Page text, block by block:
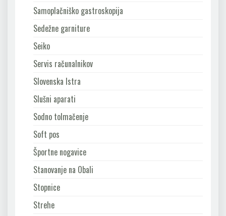
Samoplačniško gastroskopija
Sedežne garniture
Seiko
Servis računalnikov
Slovenska Istra
Slušni aparati
Sodno tolmačenje
Soft pos
Športne nogavice
Stanovanje na Obali
Stopnice
Strehe